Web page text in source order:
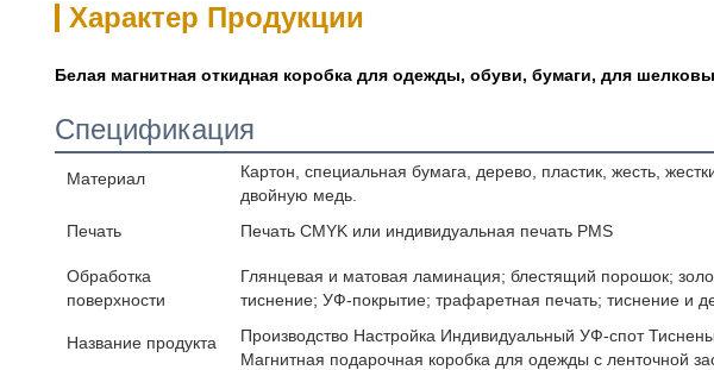
Характер Продукции
Белая магнитная откидная коробка для одежды, обуви, бумаги, для
Спецификация
Материал
Картон, специальная бумага, дерево, пластик, жесть,
двойную медь.
Печать
Печать CMYK или индивидуальная печать PMS
Обработка
поверхности
Глянцевая и матовая ламинация; блестящий порошок;
тиснение; УФ-покрытие; трафаретная печать; тиснение и
Название продукта
Производство Настройка Индивидуальный УФ-спот
Магнитная подарочная коробка для одежды с ленточной